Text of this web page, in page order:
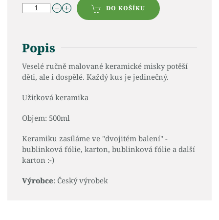
DO KOŠÍKU
Popis
Veselé ručně malované keramické misky potěší
děti, ale i dospělé. Každý kus je jedinečný.
Užitková keramika
Objem: 500ml
Keramiku zasíláme ve "dvojitém balení" -
bublinková fólie, karton, bublinková fólie a další
karton :-)
Výrobce: Český výrobek